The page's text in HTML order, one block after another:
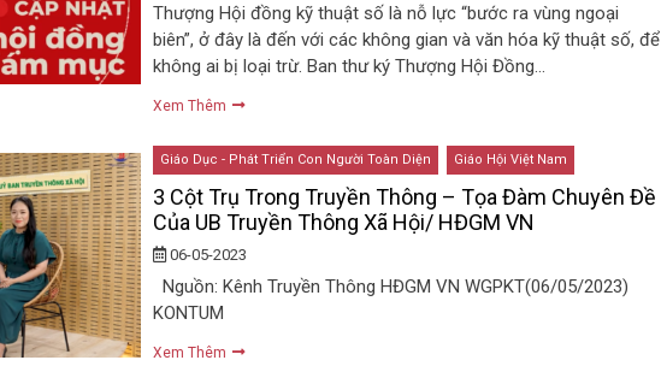
Thượng Hội đồng kỹ thuật số là nỗ lực “bước ra vùng ngoại
biên”, ở đây là đến với các không gian và văn hóa kỹ thuật số, để
không ai bị loại trừ. Ban thư ký Thượng Hội Đồng…
Xem Thêm
Giáo Dục - Phát Triển Con Người Toàn Diện Giáo Hội Việt Nam
3 Cột Trụ Trong Truyền Thông – Tọa Đàm Chuyên Đề
Của UB Truyền Thông Xã Hội/ HĐGM VN
06-05-2023
Nguồn: Kênh Truyền Thông HĐGM VN WGPKT(06/05/2023)
KONTUM
Xem Thêm